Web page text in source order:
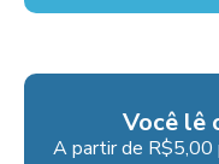
Você lê
A partir de R$5,00